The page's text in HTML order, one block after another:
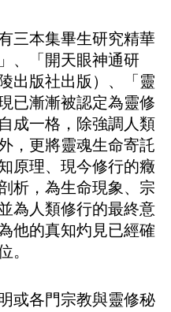
三本集畢生研究精華
、「開天眼神通研
出版社出版）、「靈
已漸漸被認定為靈修
成一格，除強調人類
，更將靈魂生命寄託
原理、現今修行的癥
析，為生命現象、宗
為人類修行的最終意
他的真知灼見已經確
。
或各門宗教與靈修秘